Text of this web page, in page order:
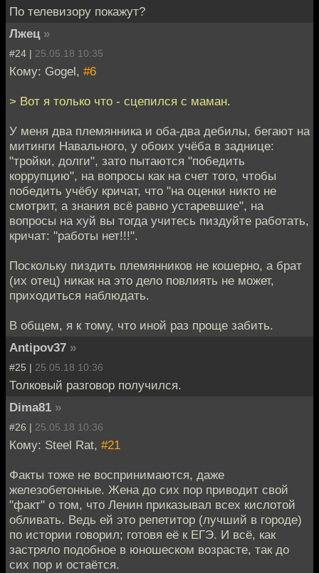
По телевизору покажут?
Лжец »
#24 | 25.05.18 10:35
Кому: Gogel, #6
> Вот я только что - сцепился с маман.
У меня два племянника и оба-два дебилы, бегают на
митинги Навального, у обоих учёба в заднице:
"тройки, долги", зато пытаются "победить
коррупцию", на вопросы как на счет того, чтобы
победить учёбу кричат, что "на оценки никто не
смотрит, а знания всё равно устаревшие", на
вопросы на хуй вы тогда учитесь пиздуйте работать,
кричат: "работы нет!!!".
Поскольку пиздить племянников не кошерно, а брат
(их отец) никак на это дело повлиять не может,
приходиться наблюдать.
В общем, я к тому, что иной раз проще забить.
Antipov37 »
#25 | 25.05.18 10:36
Толковый разговор получился.
Dima81 »
#26 | 25.05.18 10:36
Кому: Steel Rat, #21
Факты тоже не воспринимаются, даже
железобетонные. Жена до сих пор приводит свой
"факт" о том, что Ленин приказывал всех кислотой
обливать. Ведь ей это репетитор (лучший в городе)
по истории говорил; готовя её к ЕГЭ. И всё, как
застряло подобное в юношеском возрасте, так до
сих пор и остаётся.